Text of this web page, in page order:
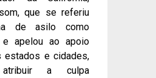
que se referiu
de asilo como
e apelou ao apoio
estados e cidades,
atribuir a culpa